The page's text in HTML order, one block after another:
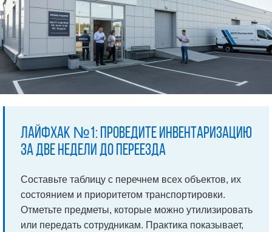
Лайфхак №1: проведите инвентаризацию
за две недели до переезда
Составьте таблицу с перечнем всех объектов, их
состоянием и приоритетом транспортировки.
Отметьте предметы, которые можно утилизировать
или передать сотрудникам. Практика показывает,